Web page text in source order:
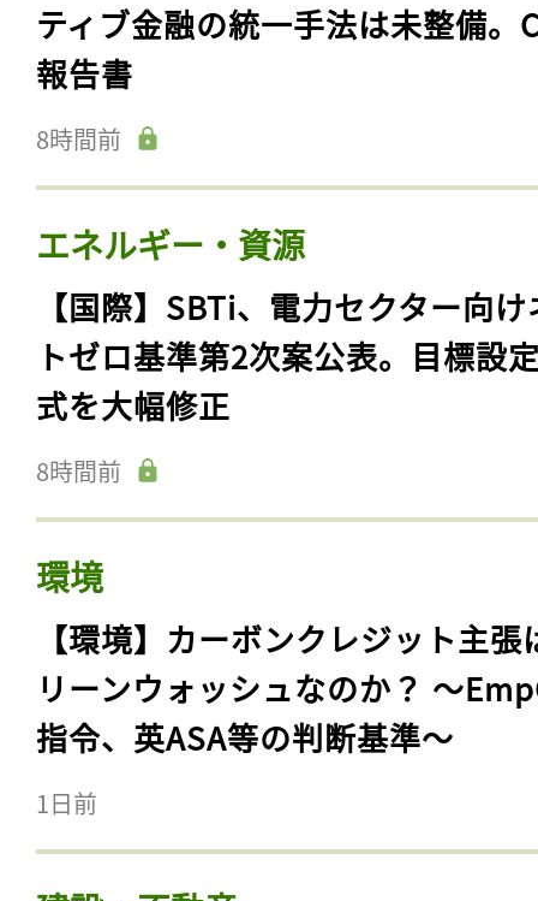
ティブ金融の統一手法は未整備。
報告書
8時間前
エネルギー・資源
【国際】SBTi、電力セクター向
トゼロ基準第2次案公表。目標設
式を大幅修正
8時間前
環境
【環境】カーボンクレジット主張
リーンウォッシュなのか？ 〜
指令、英ASA等の判断基準〜
1日前